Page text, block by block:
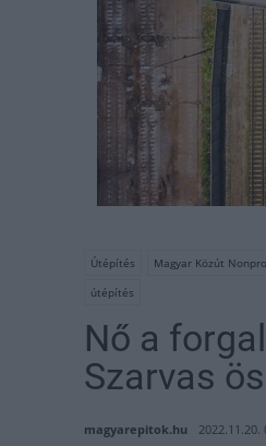
Útépítés Magyar Közút
útépítés
Nő a
Szarvas
magyarepitok.hu 2022.11.20.